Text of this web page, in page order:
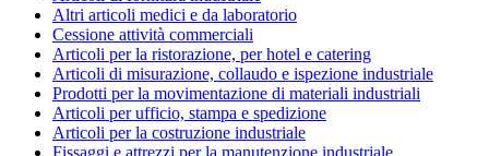
Altri articoli medici e da laboratorio
Cessione attività commerciali
Articoli per la ristorazione, per hotel e catering
Articoli di misurazione, collaudo e ispezione industriale
Prodotti per la movimentazione di materiali industriali
Articoli per ufficio, stampa e spedizione
Articoli per la costruzione industriale
Fissaggi e attrezzi per la manutenzione industriale